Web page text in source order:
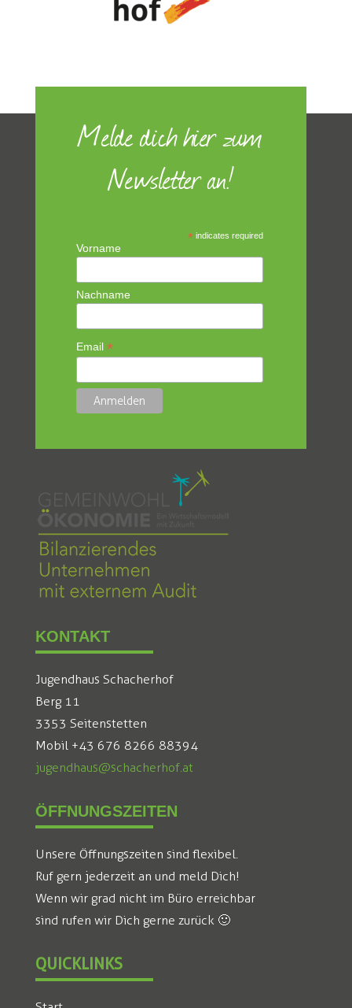
Melde dich hier zum
Newsletter an!
* indicates required
Vorname
Nachname
Email*
KONTAKT
Jugendhaus Schacherhof
Berg 11
3353 Seitenstetten
Mobil +43 676 8266 88394
jugendhaus@schacherhof.at
ÖFFNUNGSZEITEN
Unsere Öffnungszeiten sind flexibel.
Ruf gern jederzeit an und meld Dich!
Wenn wir grad nicht im Büro erreichbar
sind rufen wir Dich gerne zurück 🙂
QUICKLINKS